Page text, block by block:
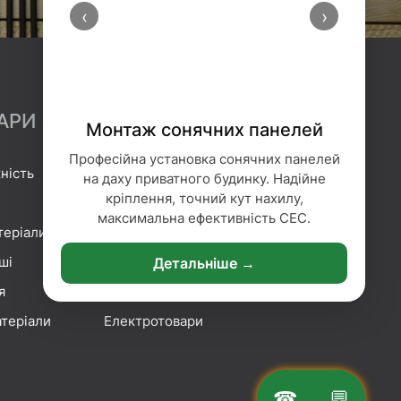
‹ ›
Монтаж сонячних панелей
Професійна установка сонячних панелей
на даху приватного будинку. Надійне
кріплення, точний кут нахилу,
максимальна ефективність СЕС.
Детальніше →
Гідроізоляція
Геотекстиль
Сітка та плівка
Електротовари